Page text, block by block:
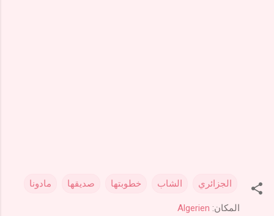
الجزائري الشاب خطوبتها صديقها مادونا
المكان: Algerien